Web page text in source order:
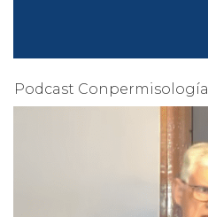
Podcast Conpermisología